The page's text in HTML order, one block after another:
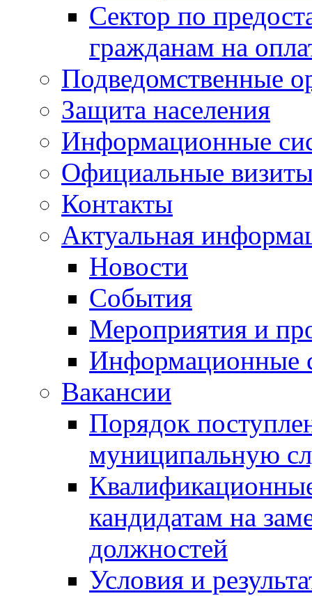
Сектор по
гражданам на
Подведомственные
Защита населения
Информационные
Официальные
Контакты
Актуальная
Новости
События
Мероприятия и
Информационные
Вакансии
Порядок
муниципальную
кандидатам на
должностей
Условия и